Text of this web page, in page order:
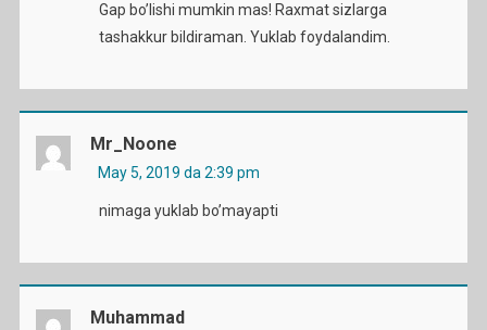
Gap bo’lishi mumkin mas! Raxmat sizlarga
tashakkur bildiraman. Yuklab foydalandim.
Mr_Noone
May 5, 2019 da 2:39 pm
nimaga yuklab bo’mayapti
Muhammad